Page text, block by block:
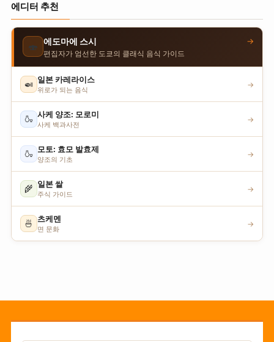
에디터 추천
🍣 에도마에 스시
편집자가 엄선한 도쿄의 클래식 음식 가이드
→
🍛 일본 카레라이스
위로가 되는 음식
→
🍶 사케 양조: 모로미
사케 백과사전
→
🍶 모토: 효모 발효제
양조의 기초
→
🌾 일본 쌀
주식 가이드
→
🍜 츠케멘
면 문화
→